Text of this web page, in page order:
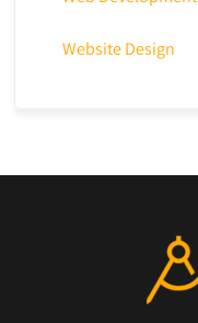
Website Design